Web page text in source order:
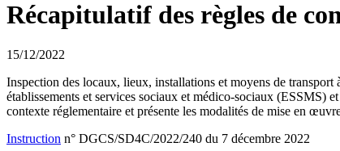
Récapitulatif des règles de
15/12/2022
Inspection des locaux, lieux, installations et moyens de
établissements et services sociaux et médico-sociaux (ESSMS)
contexte réglementaire et présente les modalités de mise en
Instruction n° DGCS/SD4C/2022/240 du 7 décembre 2022